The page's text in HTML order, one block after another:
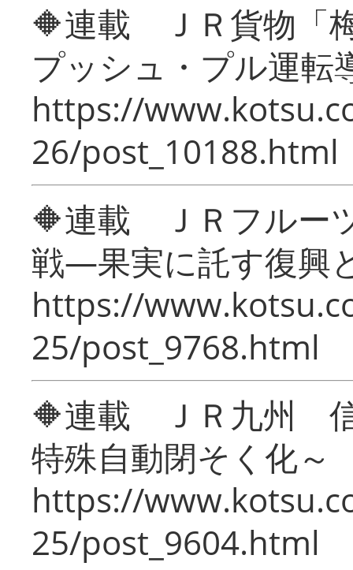
🔶連載 ＪＲ貨物「
プッシュ・プル運転
https://
26/post_10188.html
🔶連載 ＪＲフルー
戦―果実に託す復興
https://
25/post_9768.html
🔶連載 ＪＲ九州 信
特殊自動閉そく化～
https://
25/post_9604.html